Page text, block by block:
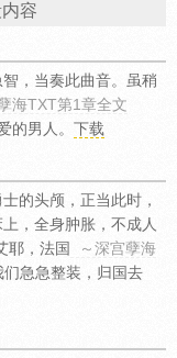
容
，当奏此曲音。虽稍
海TXT第1章全文
的男人。 下载
的头颅，正当此时，
，全身肿胀，不成人
，法国
～深宫孽海
们急急整装，归国去